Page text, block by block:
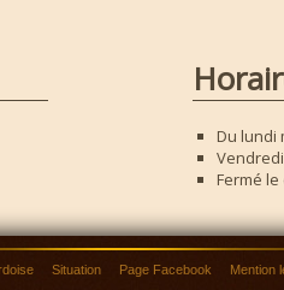
Du lundi
Fermé
Situation Page Facebook Mention